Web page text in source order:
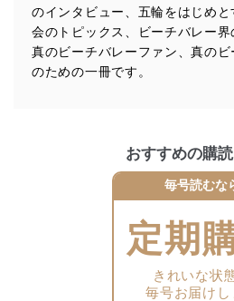
当社は、個人情報に関連する法
その他の規範を遵守します。ま
に、これらの法令及びその他の規
す。
に、下記セキュリティ対策をは
施し、個人情報の漏えい、滅失
正に努めます。
個人データを取り扱うこと
機器を取り扱う従業者を明
の不要なアクセスを防止し
アクセス者の識別と認証
のインタビュー、五輪をはじめ
会のトピックス、ビーチバレー界
真のビーチバレーファン、真の
のための一冊です。
おすすめの購
毎号読むな
定期
きれいな状
毎号お届けし